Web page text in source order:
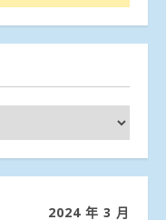
2024 年 3 月